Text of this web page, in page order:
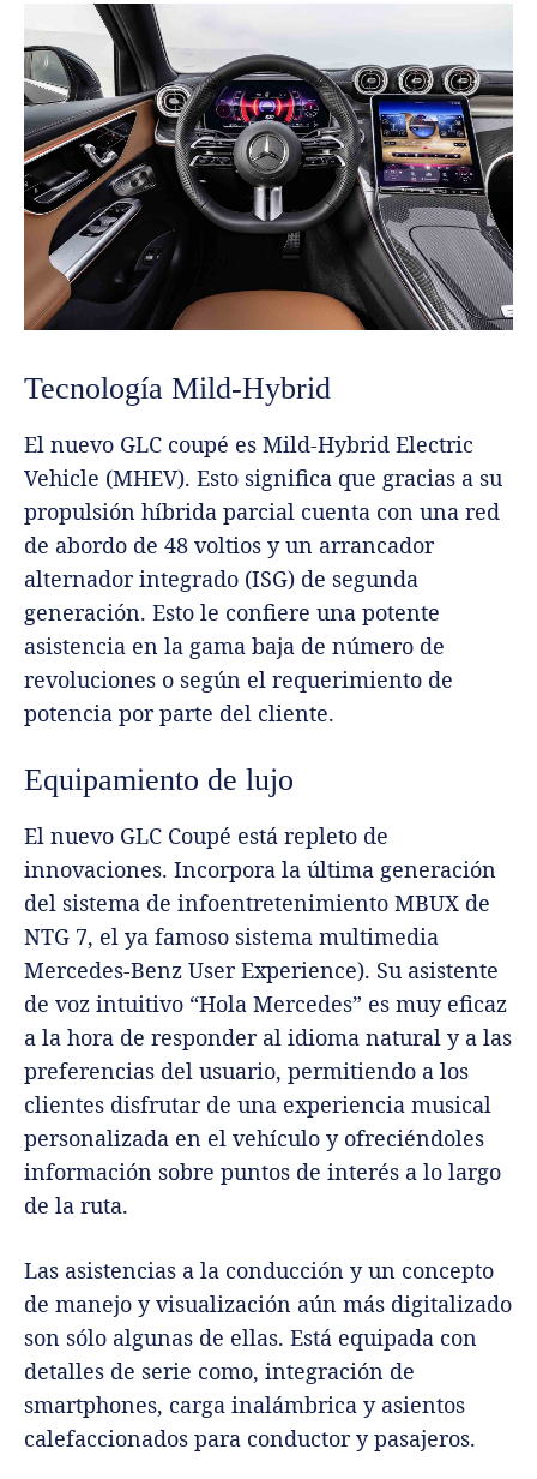
Tecnología Mild-Hybrid
El nuevo GLC coupé es Mild-Hybrid Electric
Vehicle (MHEV). Esto significa que gracias a su
propulsión híbrida parcial cuenta con una red
de abordo de 48 voltios y un arrancador
alternador integrado (ISG) de segunda
generación. Esto le confiere una potente
asistencia en la gama baja de número de
revoluciones o según el requerimiento de
potencia por parte del cliente.
Equipamiento de lujo
El nuevo GLC Coupé está repleto de
innovaciones. Incorpora la última generación
del sistema de infoentretenimiento MBUX de
NTG 7, el ya famoso sistema multimedia
Mercedes-Benz User Experience). Su asistente
de voz intuitivo “Hola Mercedes” es muy eficaz
a la hora de responder al idioma natural y a las
preferencias del usuario, permitiendo a los
clientes disfrutar de una experiencia musical
personalizada en el vehículo y ofreciéndoles
información sobre puntos de interés a lo largo
de la ruta.
Las asistencias a la conducción y un concepto
de manejo y visualización aún más digitalizado
son sólo algunas de ellas. Está equipada con
detalles de serie como, integración de
smartphones, carga inalámbrica y asientos
calefaccionados para conductor y pasajeros.